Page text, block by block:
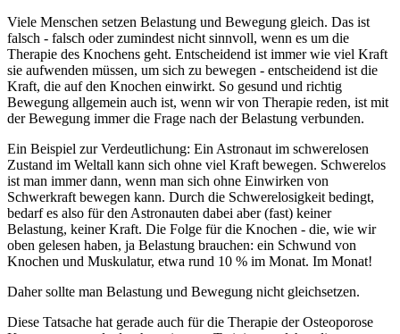
Viele Menschen setzen Belastung und Bewegung gleich. Das ist
falsch - falsch oder zumindest nicht sinnvoll, wenn es um die
Therapie des Knochens geht. Entscheidend ist immer wie viel Kraft
sie aufwenden müssen, um sich zu bewegen - entscheidend ist die
Kraft, die auf den Knochen einwirkt. So gesund und richtig
Bewegung allgemein auch ist, wenn wir von Therapie reden, ist mit
der Bewegung immer die Frage nach der Belastung verbunden.
Ein Beispiel zur Verdeutlichung: Ein Astronaut im schwerelosen
Zustand im Weltall kann sich ohne viel Kraft bewegen. Schwerelos
ist man immer dann, wenn man sich ohne Einwirken von
Schwerkraft bewegen kann. Durch die Schwerelosigkeit bedingt,
bedarf es also für den Astronauten dabei aber (fast) keiner
Belastung, keiner Kraft. Die Folge für die Knochen - die, wie wir
oben gelesen haben, ja Belastung brauchen: ein Schwund von
Knochen und Muskulatur, etwa rund 10 % im Monat. Im Monat!
Daher sollte man Belastung und Bewegung nicht gleichsetzen.
Diese Tatsache hat gerade auch für die Therapie der Osteoporose